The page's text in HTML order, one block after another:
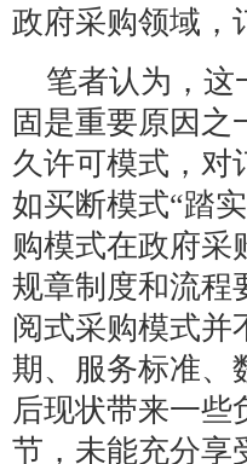
政府采购领域，
笔者认为，这
固是重要原因之
久许可模式，对
如买断模式“踏
购模式在政府采
规章制度和流程
阅式采购模式并
期、服务标准、
后现状带来一些
节，未能充分享